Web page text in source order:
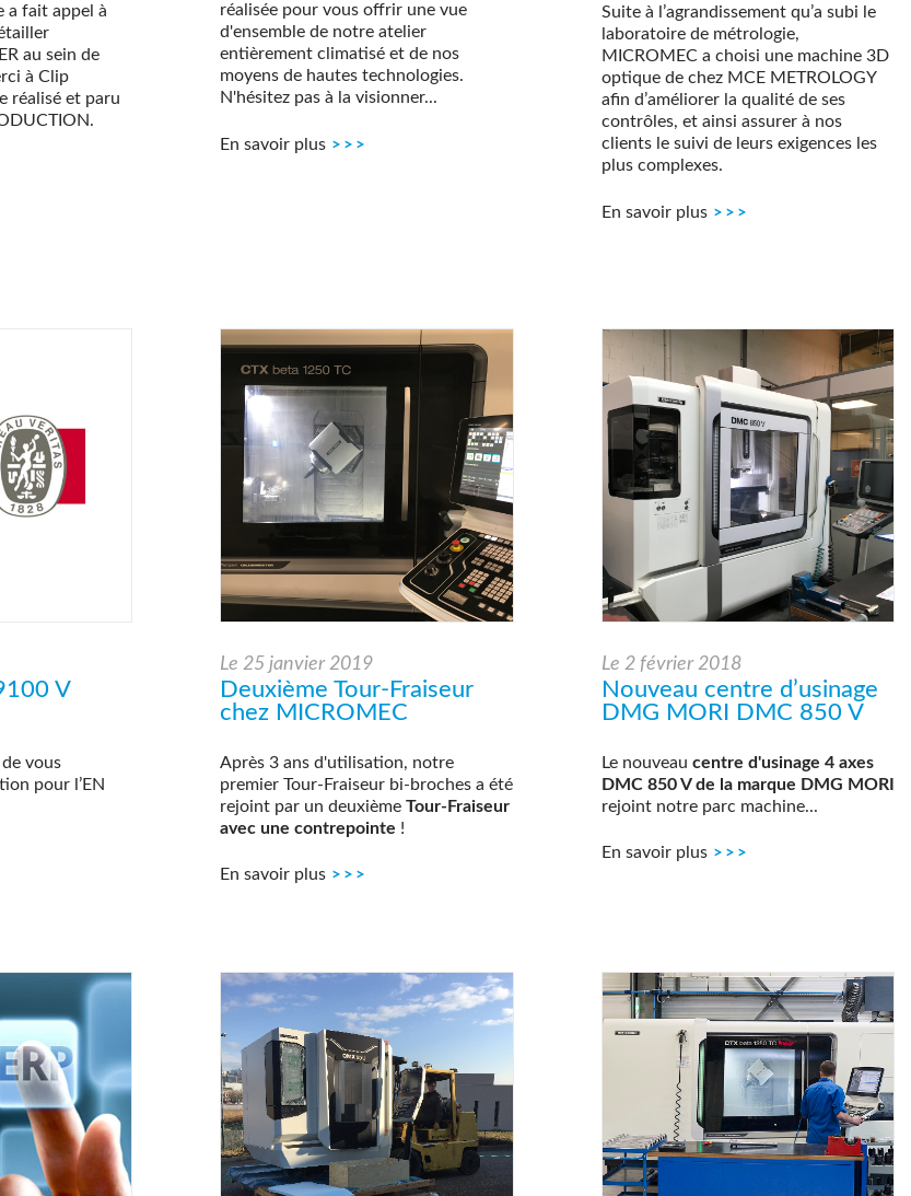
a fait appel à
au sein de
à Clip
réalisé et paru
réalisée pour vous offrir une vue
d'ensemble de notre atelier
entièrement climatisé et de nos
moyens de hautes technologies.
N'hésitez pas à la visionner...
En savoir plus
Suite à l’agrandissement qu’a subi le
laboratoire de métrologie,
MICROMEC a choisi une machine 3D
optique de chez MCE METROLOGY
afin d’améliorer la qualité de ses
contrôles, et ainsi assurer à nos
clients le suivi de leurs exigences les
plus complexes.
En savoir plus
V
vous
pour l’EN
Le 25 janvier 2019
Deuxième Tour-Fraiseur
chez MICROMEC
Après 3 ans d'utilisation, notre
premier Tour-Fraiseur bi-broches a été
rejoint par un deuxième Tour-Fraiseur
avec une contrepointe !
En savoir plus
Le 2 février 2018
Nouveau centre d’usinage
DMG MORI DMC 850 V
Le nouveau centre d'usinage 4 axes
DMC 850 V de la marque DMG MORI
rejoint notre parc machine...
En savoir plus